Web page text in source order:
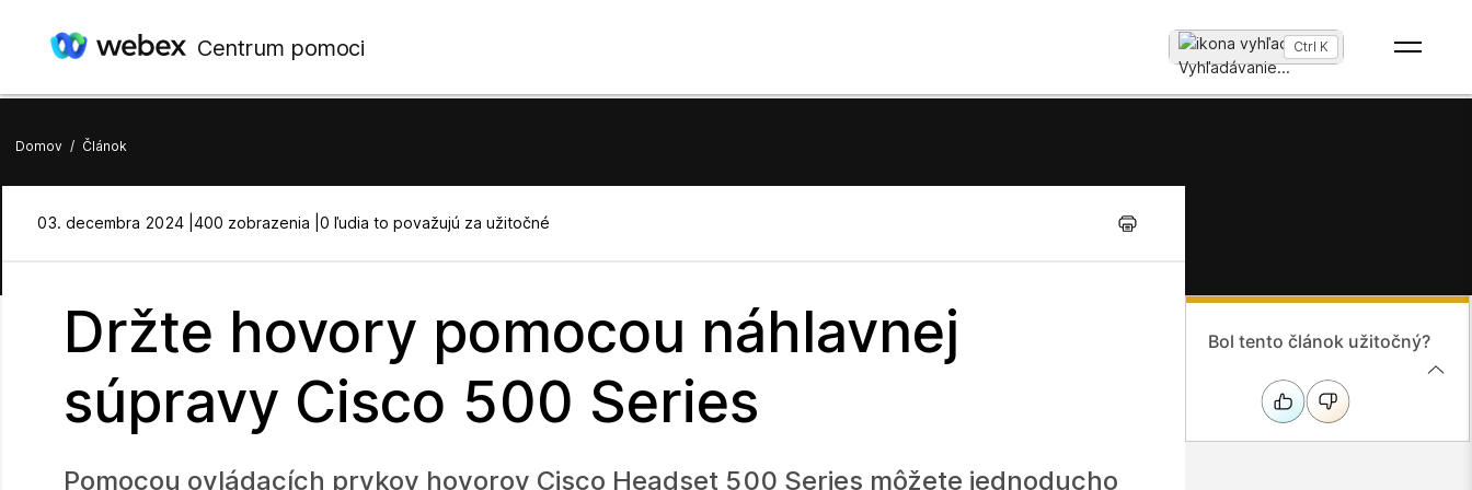
Centrum pomoci
Vyhľadávanie...
Ctrl K
Domov / Článok
03. decembra 2024 | 400 zobrazenia | 0 ľudia to považujú za užitočné
Držte hovory pomocou náhlavnej
súpravy Cisco 500 Series
Pomocou ovládacích prvkov hovorov Cisco Headset 500 Series môžete jednoducho
Bol tento článok užitočný?